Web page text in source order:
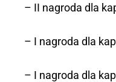
– II nagroda dla
– I nagroda dla
– I nagroda dla